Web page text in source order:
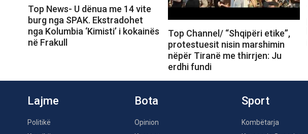
Top News- U dënua me 14 vite
burg nga SPAK. Ekstradohet
nga Kolumbia ‘Kimisti’ i kokainës
në Frakull
Top Channel/ “Shqipëri etike”,
protestuesit nisin marshimin
nëpër Tiranë me thirrjen: Ju
erdhi fundi
Lajme
Politikë
Bota
Opinion
Sport
Kombëtarja